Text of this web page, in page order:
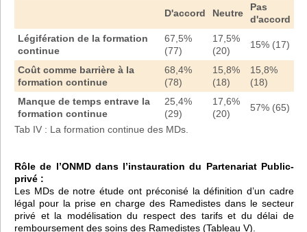
D'accord Neutre
Pas
d'accord
Légifération de la formation
continue
67,5%
(77)
17,5%
(20)
15% (17)
Coût comme barrière à la
formation continue
68,4%
(78)
15,8%
(18)
15,8%
(18)
Manque de temps entrave la
formation continue
25,4%
(29)
17,6%
(20)
57% (65)
Tab IV : La formation continue des MDs.
Rôle de l’ONMD dans l’instauration du Partenariat Public-
privé :
Les MDs de notre étude ont préconisé la définition d’un cadre
légal pour la prise en charge des Ramedistes dans le secteur
privé et la modélisation du respect des tarifs et du délai de
remboursement des soins des Ramedistes (Tableau V).